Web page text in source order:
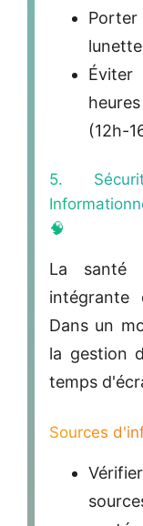
(12h-
5.
🧠
La santé
intégrante
Dans un
la gestion
temps
Sources